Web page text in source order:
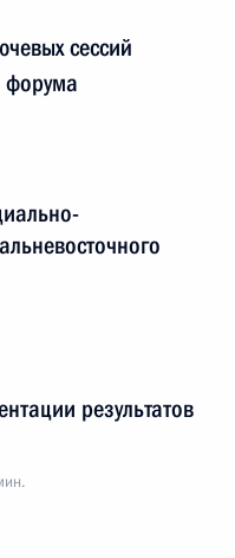
сессий
форума
результатов